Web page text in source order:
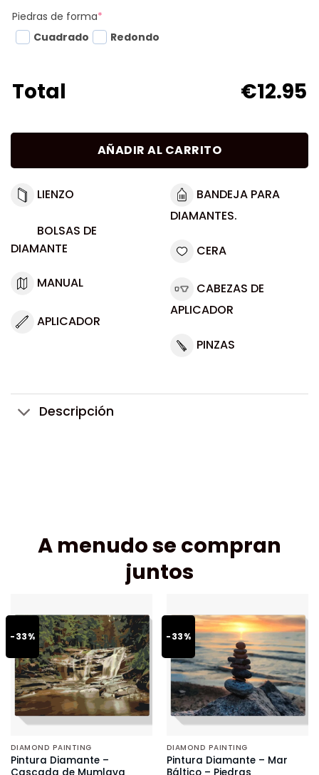
Piedras de forma*
Cuadrado
Redondo
Total €12.95
AÑADIR AL CARRITO
LIENZO
BOLSAS DE
DIAMANTE
MANUAL
APLICADOR
BANDEJA PARA
DIAMANTES.
CERA
CABEZAS DE
APLICADOR
PINZAS
Descripción
A menudo se compran
juntos
-33%
DIAMOND PAINTING
Pintura Diamante –
Cascada de Mumlava
-33%
DIAMOND PAINTING
Pintura Diamante – Mar
Báltico – Piedras